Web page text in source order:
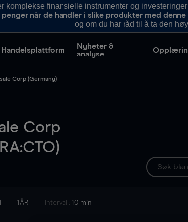
komplekse finansielle instrumenter og
når de handler i slike produkter med
og om du har råd til å ta den
Handelsplattform
Nyheter &
analyse
Corp (Germany)
Corp
1ÅR Intervall: 10 min